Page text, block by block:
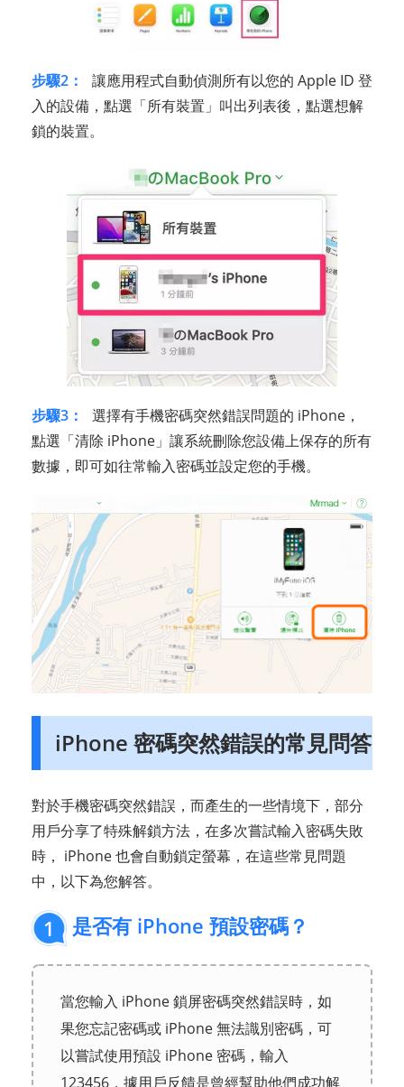
步驟2：
讓應用程式自動偵測所有以您的 Apple ID 登
入的設備，點選「所有裝置」叫出列表後，點選想解
鎖的裝置。
步驟3：
選擇有手機密碼突然錯誤問題的 iPhone，
點選「清除 iPhone」讓系統刪除您設備上保存的所有
數據，即可如往常輸入密碼並設定您的手機。
iPhone 密碼突然錯誤的常見問答
對於手機密碼突然錯誤，而產生的一些情境下，部分
用戶分享了特殊解鎖方法，在多次嘗試輸入密碼失敗
時， iPhone 也會自動鎖定螢幕，在這些常見問題
中，以下為您解答。
1 是否有 iPhone 預設密碼？
當您輸入 iPhone 鎖屏密碼突然錯誤時，如
果您忘記密碼或 iPhone 無法識別密碼，可
以嘗試使用預設 iPhone 密碼，輸入
123456，據用戶反饋是曾經幫助他們成功解